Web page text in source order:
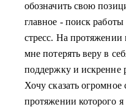
обозначить свою
главное - поиск работы
стресс. На протяжении
мне потерять веру в
поддержку и искренне
Хочу сказать огромное
протяжении которого я